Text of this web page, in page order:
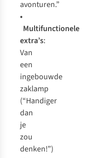
avonturen.”
•
Multifunctionele
extra’s:
Van
een
ingebouwde
zaklamp
(“Handiger
dan
je
zou
denken!”)